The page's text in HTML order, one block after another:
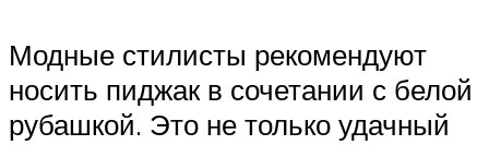
Модные стилисты рекомендуют
носить пиджак в сочетании с белой
рубашкой. Это не только удачный